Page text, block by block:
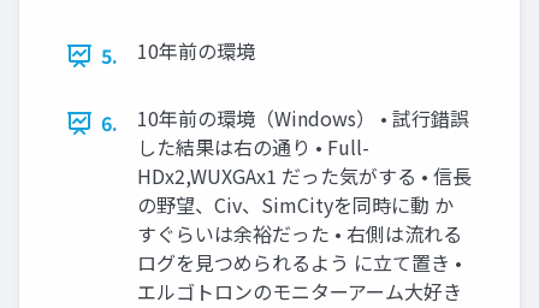
5. 10年前の環境
6.
10年前の環境（Windows） • 試行錯誤
した結果は右の通り • Full-
HDx2,WUXGAx1 だった気がする • 信長
の野望、Civ、SimCityを同時に動 か
すぐらいは余裕だった • 右側は流れる
ログを見つめられるよう に立て置き •
エルゴトロンのモニターアーム大好き